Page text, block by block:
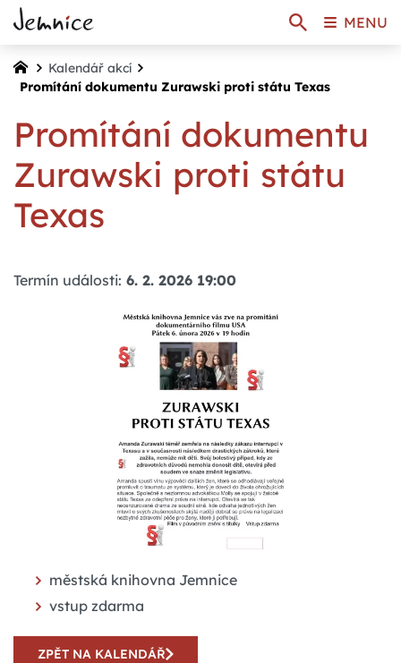
Kalendář akcí
Promítání dokumentu Zurawski proti státu Texas
Promítání dokumentu
Zurawski proti státu
Texas
Termín události: 6. 2. 2026 19:00
městská knihovna Jemnice
vstup zdarma
ZPĚT NA KALENDÁŘ
MENU